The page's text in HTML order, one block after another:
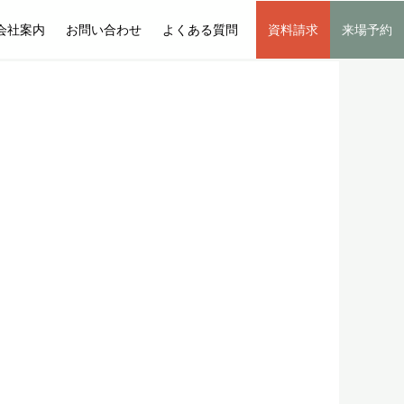
社案内 お問い合わせ よくある質問 資料請求 来場予約